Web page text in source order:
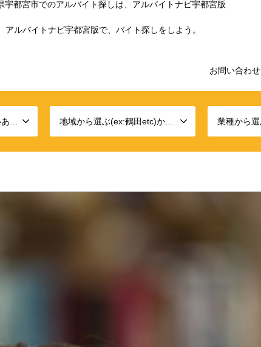
宇都宮市でのアルバイト探しは、アルバイトナビ宇都宮版
ルバイトナビ宇都宮版で、バイト探しをしよう。
お問い合わせ
地域から選ぶ(ex:鶴田etc)から選ぶ